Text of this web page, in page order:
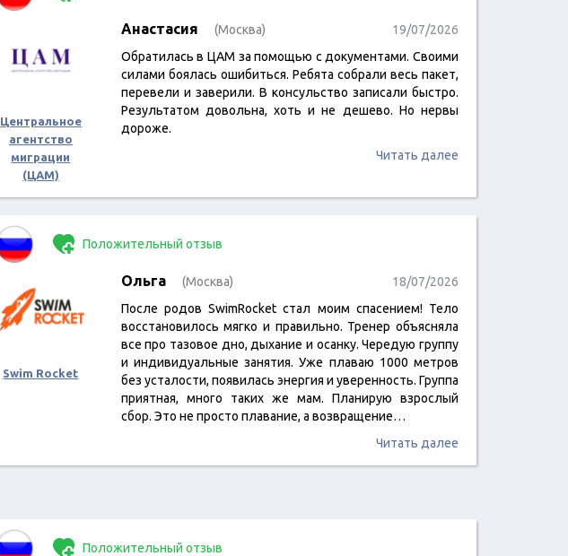
Центральное
агентство
миграции
(ЦАМ)
Анастасия (Москва)
19/07/2026
Обратилась в ЦАМ за помощью с документами. Своими
силами боялась ошибиться. Ребята собрали весь пакет,
перевели и заверили. В консульство записали быстро.
Результатом довольна, хоть и не дешево. Но нервы
дороже.
Читать далее
Положительный отзыв
Swim Rocket
Ольга (Москва)
18/07/2026
После родов SwimRocket стал моим спасением! Тело
восстановилось мягко и правильно. Тренер объясняла
все про тазовое дно, дыхание и осанку. Чередую группу
и индивидуальные занятия. Уже плаваю 1000 метров
без усталости, появилась энергия и уверенность. Группа
приятная, много таких же мам. Планирую взрослый
сбор. Это не просто плавание, а возвращение…
Читать далее
Положительный отзыв